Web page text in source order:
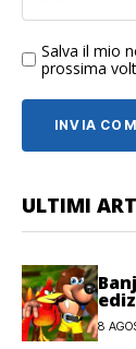
Salva il mio
prossima
ULTIMI
8